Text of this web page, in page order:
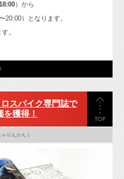
）から
20:00）となります。
。
スバイク専門誌で
獲得！
りんかん |